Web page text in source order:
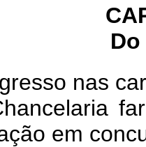
nas
em